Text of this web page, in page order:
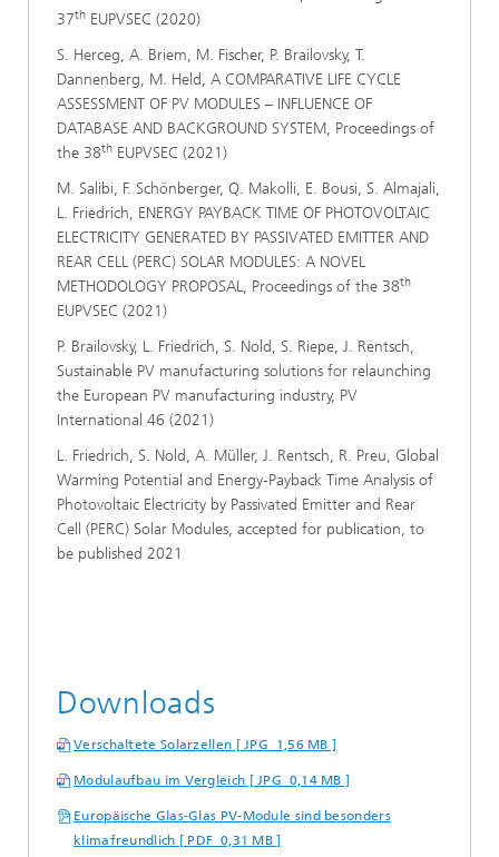
37th EUPVSEC (2020)
S. Herceg, A. Briem, M. Fischer, P. Brailovsky, T.
Dannenberg, M. Held, A COMPARATIVE LIFE CYCLE
ASSESSMENT OF PV MODULES – INFLUENCE OF
DATABASE AND BACKGROUND SYSTEM, Proceedings of
the 38th EUPVSEC (2021)
M. Salibi, F. Schönberger, Q. Makolli, E. Bousi, S. Almajali,
L. Friedrich, ENERGY PAYBACK TIME OF PHOTOVOLTAIC
ELECTRICITY GENERATED BY PASSIVATED EMITTER AND
REAR CELL (PERC) SOLAR MODULES: A NOVEL
METHODOLOGY PROPOSAL, Proceedings of the 38th
EUPVSEC (2021)
P. Brailovsky, L. Friedrich, S. Nold, S. Riepe, J. Rentsch,
Sustainable PV manufacturing solutions for relaunching
the European PV manufacturing industry, PV
International 46 (2021)
L. Friedrich, S. Nold, A. Müller, J. Rentsch, R. Preu, Global
Warming Potential and Energy-Payback Time Analysis of
Photovoltaic Electricity by Passivated Emitter and Rear
Cell (PERC) Solar Modules, accepted for publication, to
be published 2021
Downloads
Verschaltete Solarzellen [ JPG 1,56 MB ]
Modulaufbau im Vergleich [ JPG 0,14 MB ]
Europäische Glas-Glas PV-Module sind besonders
klimafreundlich [ PDF 0,31 MB ]